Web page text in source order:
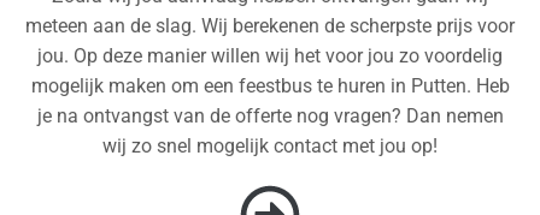
meteen aan de slag. Wij berekenen de scherpste prijs voor
jou. Op deze manier willen wij het voor jou zo voordelig
mogelijk maken om een feestbus te huren in Putten. Heb
je na ontvangst van de offerte nog vragen? Dan nemen
wij zo snel mogelijk contact met jou op!